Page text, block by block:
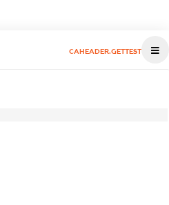
CAHEADER.GETTEST